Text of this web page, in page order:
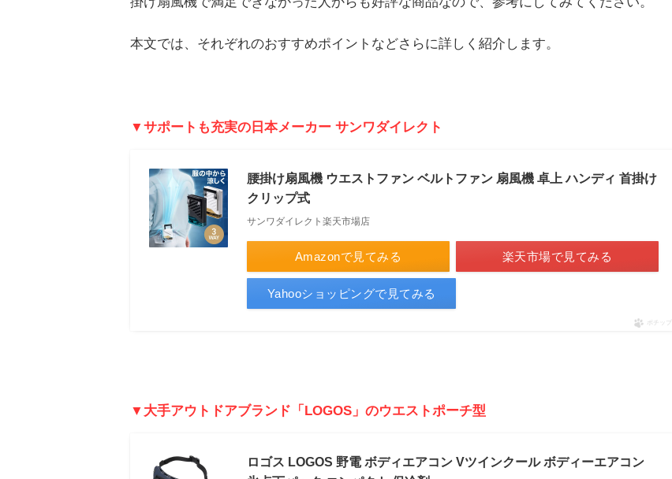
本文では、それぞれのおすすめポイントなどさらに詳しく紹介します。
▼サポートも充実の日本メーカー サンワダイレクト
腰掛け扇風機 ウエストファン ベルトファン 扇風機 卓上 ハンディ 首掛け
クリップ式
サンワダイレクト楽天市場店
Amazonで見てみる 楽天市場で見てみる
Yahooショッピングで見てみる
ポチップ
▼大手アウトドアブランド 「 LOGOS」 のウエストポーチ型
ロゴス LOGOS 野電 ボディエアコン Vツインクール ボディーエアコン